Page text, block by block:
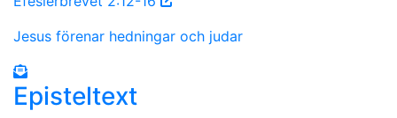
Jesus förenar hedningar och judar
Episteltext